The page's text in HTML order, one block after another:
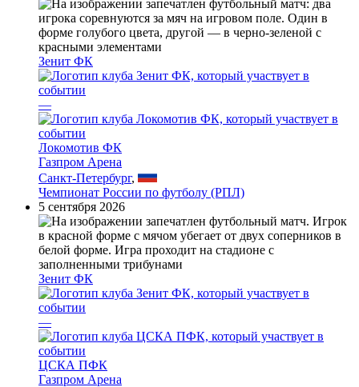
Зенит ФК
—
Локомотив ФК
Газпром Арена
Санкт-Петербург,
Чемпионат России по футболу (РПЛ)
5 сентября 2026
Зенит ФК
—
ЦСКА ПФК
Газпром Арена